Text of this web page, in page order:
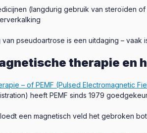
(langdurig gebruik van steroïden of
pseudoartrose is een uitdaging –
therapie en
– of PEMF (Pulsed Electromagnetic
heeft PEMF sinds 1979
een magnetisch veld het gebroken